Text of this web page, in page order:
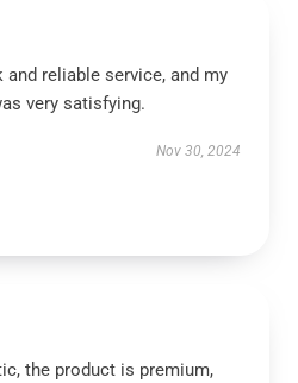
reliable service, and my
very satisfying.
Nov 30, 2024
the product is premium,